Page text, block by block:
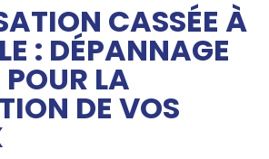
CASSÉE À
: DÉPANNAGE
LA
DE VOS